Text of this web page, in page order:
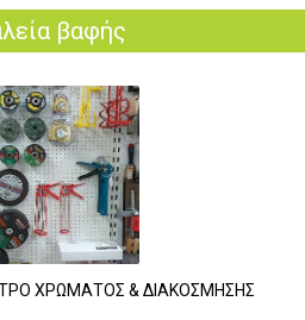
βαφής
ΧΡΩΜΑΤΟΣ & ΔΙΑΚΟΣΜΗΣΗΣ